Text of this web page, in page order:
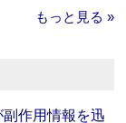
もっと見る »
副作用情報を迅